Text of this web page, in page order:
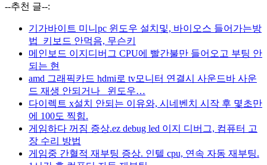
--추천 글--:
기가바이트 미니pc 윈도우 설치및, 바이오스 들어가는방
법_키보드 안먹음, 무슨키
메인보드 이지디버그 CPU에 빨간불만 들어오고 부팅 안
되는 현
amd 그래픽카드 hdmi로 tv모니터 연결시 사운드바 사운
드 재생 안되거나_ 윈도우…
다이렉트 x설치 안되는 이유와, 시네벤치 시작 후 몇초만
에 100도 찍힘.
게임하다 꺼짐 증상.ez debug led 이지 디버그, 컴퓨터 고
장 수리 방법
게임중 간혈적 재부팅 증상. 인텔 cpu, 연속 자동 재부팅.